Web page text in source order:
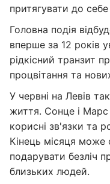
притягувати до
Головна подія
вперше за 12 років
рідкісний транзит
процвітання та
У червні на Левів
життя. Сонце і
корисні зв'язки та
Кінець місяця може
подарувати безліч
близьких людей.